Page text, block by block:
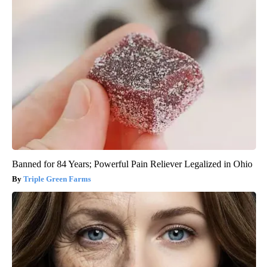
Banned for 84 Years; Powerful Pain Reliever Legalized in Ohio
Triple Green Farms